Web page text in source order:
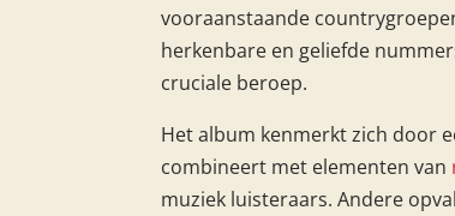
vooraanstaande
herkenbare en geliefde
cruciale beroep.
Het album kenmerkt zich door
combineert met elementen van
muziek luisteraars. Andere